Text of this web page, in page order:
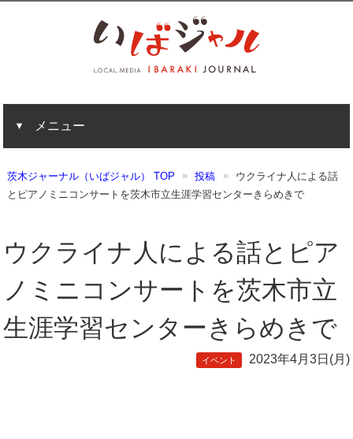
メニュー
茨木ジャーナル（いばジャル） TOP 投稿
ウクライナ人による話
とピアノミニコンサートを茨木市立生涯学習センターきらめきで
ウクライナ人による話とピア
ノミニコンサートを茨木市立
生涯学習センターきらめきで
イベント 2023年4月3日(月)